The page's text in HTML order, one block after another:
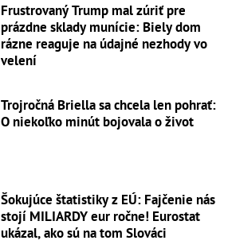
Frustrovaný Trump mal zúriť pre
prázdne sklady munície: Biely dom
rázne reaguje na údajné nezhody vo
velení
Trojročná Briella sa chcela len pohrať:
O niekoľko minút bojovala o život
Šokujúce štatistiky z EÚ: Fajčenie nás
stojí MILIARDY eur ročne! Eurostat
ukázal, ako sú na tom Slováci